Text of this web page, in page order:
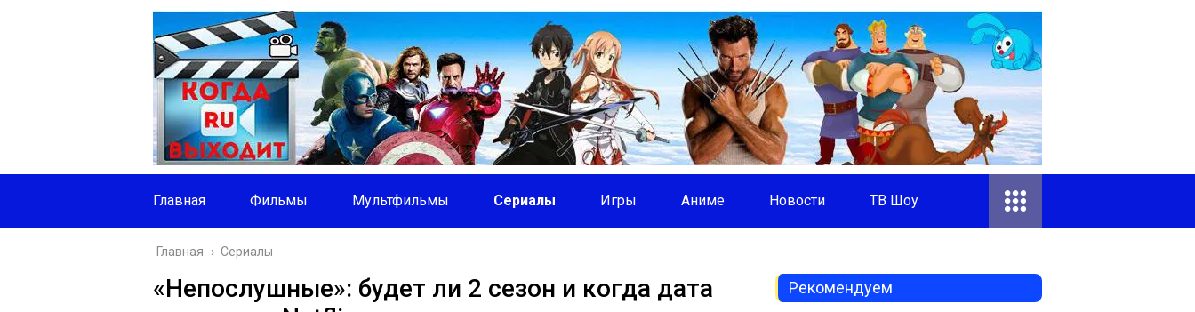
Главная Фильмы Мультфильмы Сериалы Игры Аниме Новости ТВ Шоу
Главная › Сериалы
«Непослушные»: будет ли 2 сезон и когда дата
Рекомендуем